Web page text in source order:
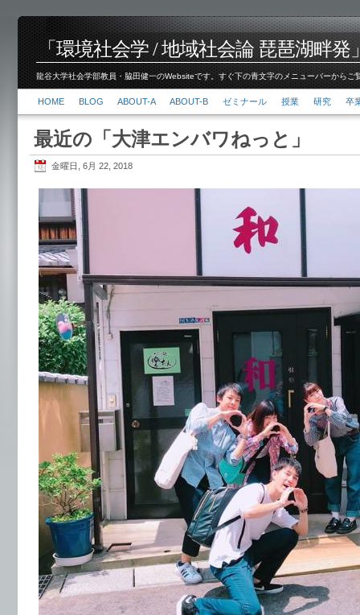
「環境社会学 / 地域社会論 琵琶湖畔発
龍谷大学社会学部教員・脇田健一のWebsiteです。すぐ下の青文字のメニューバーから
HOME BLOG ABOUT-A ABOUT-B ゼミナール 授業 研究 卒
最近の「大津エンバワねっと」
金曜日, 6月 22, 2018